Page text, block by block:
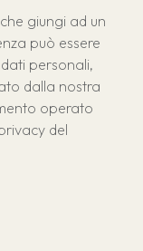
giungi ad un
può essere
personali,
dalla nostra
operato
del